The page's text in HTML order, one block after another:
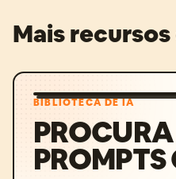
Mais
BIBLIOTECA DE IA